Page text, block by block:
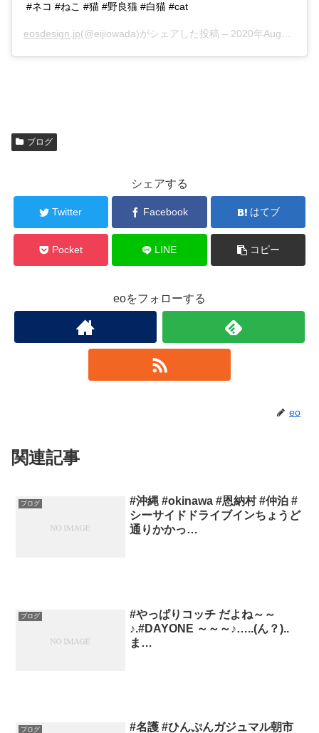
#ネコ #ねこ #猫 #野良猫 #白猫 #cat
eosdesign.jp(@eijiowada)がシェアした投稿 – 2020年Aug月9日pm9時56分PDT
ブログ
シェアする
Twitter Facebook はてブ
Pocket LINE コピー
eoをフォローする
eo
関連記事
ブログ
#沖縄 #okinawa #恩納村 #仲泊 #
シーサイドドライブインちょうど
通りかかっ…
ブログ
#やっぱりコッチ だよね～～
♪.#DAYONE ～～～♪…..(ん？)..
ま…
ブログ #名護 #ひんぷんガジュマル朝市